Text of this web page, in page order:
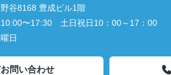
谷8168 豊成ビル1階
〜17:30 土日祝日10：00～17：00
日
お問い合わせ